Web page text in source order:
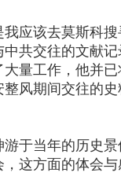
该去莫斯科搜
共交往的文献
量工作，他并
风期间交往的
当年的历史景
这方面的体会